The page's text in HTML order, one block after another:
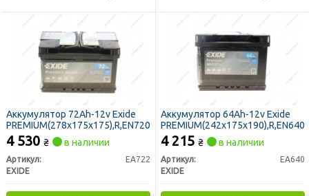
Аккумулятор 72Ah-12v Exide
PREMIUM(278х175х175),R,EN720
4 530 ₴ в наличии
Артикул:
EA722
EXIDE
Аккумулятор 64Ah-12v Exide
PREMIUM(242х175х190),R,EN640
4 215 ₴ в наличии
Артикул:
EA640
EXIDE